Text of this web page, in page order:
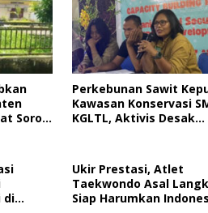
Soroti
Perkebunan Sawit
Kawasan Konservasi
KGLTL, Aktivis Desak
di
Ukir Prestasi, Atlet
Taekwondo Asal
Siap Harumkan